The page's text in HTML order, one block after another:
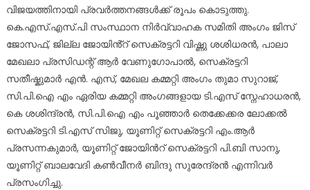
വിജയത്തിനായി പ്രവർത്തനങ്ങൾക്ക് രൂപം കൊടുത്തു.
കെ.എസ്.എസ്.പി സംസ്ഥാന നിർവ്വാഹക സമിതി അംഗം ജിസ്‌
ജോസഫ്, ജില്ല ജോയിൻ്റ് സെക്രട്ടറി വിഷ്ണു ശശിധരൻ, പാലാ
മേഖലാ പ്രസിഡന്റ് ആർ വേണുഗോപാൽ, സെക്രട്ടറി
സതീഷ്കുമാർ എൻ. എസ്, മേഖല കമ്മറ്റി അംഗം തുമാ സുറാജ്,
സി.പി.ഐ എം ഏരിയ കമ്മറ്റി അംഗങ്ങളായ ടി.എസ് സ്നേഹാധരൻ,
കെ ശശിന്ദ്രൻ, സി.പി.ഐ എം പൂഞ്ഞാർ തെക്കേക്കര ലോക്കൽ
സെക്രട്ടറി ടി.എസ് സിജു, യൂണിറ്റ് സെക്രട്ടറി എം.ആർ
പ്രസന്നകുമാർ, യൂണിറ്റ് ജോയിൻറ് സെക്രട്ടറി പി.ബി സാനു,
യൂണിറ്റ് ബാലവേദി കൺവീനർ ബിന്ദു സുരേന്ദ്രൻ എന്നിവർ
പ്രസംഗിച്ചു.